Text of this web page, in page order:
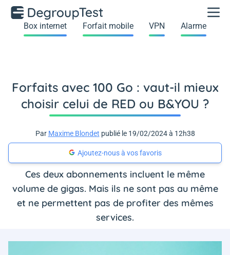
Box internet Forfait mobile VPN Alarme
Forfaits avec 100 Go : vaut-il mieux
choisir celui de RED ou B&YOU ?
Par Maxime Blondet publié le 19/02/2024 à 12h38
Ajoutez-nous à vos favoris
Ces deux abonnements incluent le même
volume de gigas. Mais ils ne sont pas au même
et ne permettent pas de profiter des mêmes
services.